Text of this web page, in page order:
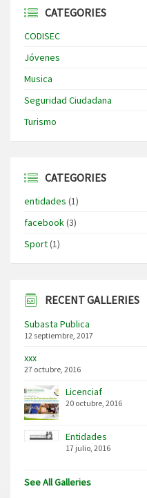
CATEGORIES
CODISEC
Jóvenes
Musica
Seguridad Ciudadana
Turismo
CATEGORIES
entidades (1)
facebook(3)
Sport(1)
RECENT GALLERIES
Subasta Publica
12 septiembre, 2017
xxx
27 octubre, 2016
Licenciaf
20 octubre, 2016
Entidades
17 julio, 2016
See All Galleries